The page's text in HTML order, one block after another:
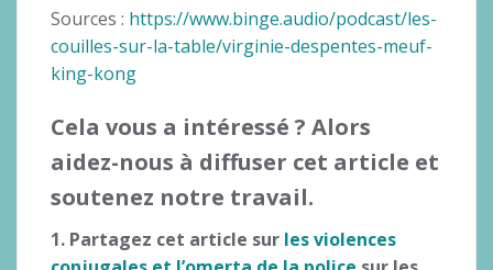
Sources : https://www.binge.audio/podcast/les-
couilles-sur-la-table/virginie-despentes-meuf-
king-kong
Cela vous a intéressé ? Alors
aidez-nous à diffuser cet article et
soutenez notre travail.
1. Partagez cet article sur les violences